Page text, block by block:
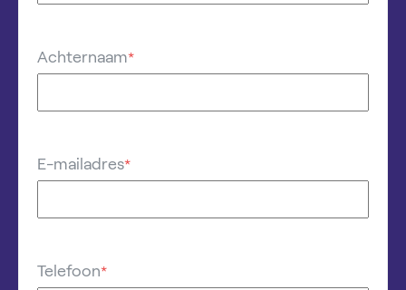
Achternaam*
E-mailadres*
Telefoon*